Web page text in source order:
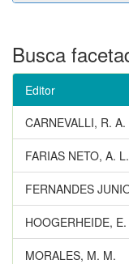
Busca
Editor
CARNEVALLI, R. A.
FARIAS NETO, A.
FERNANDES
HOOGERHEIDE,
MORALES, M. M.